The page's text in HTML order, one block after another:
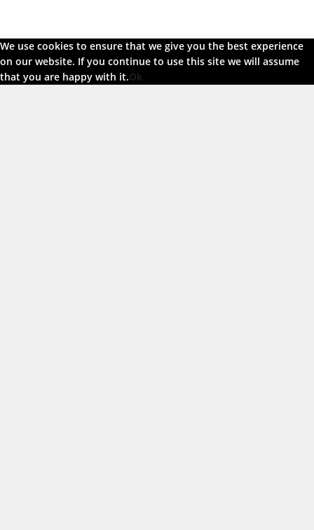
We use cookies to ensure that we give you the best experience
on our website. If you continue to use this site we will assume
that you are happy with it.Ok